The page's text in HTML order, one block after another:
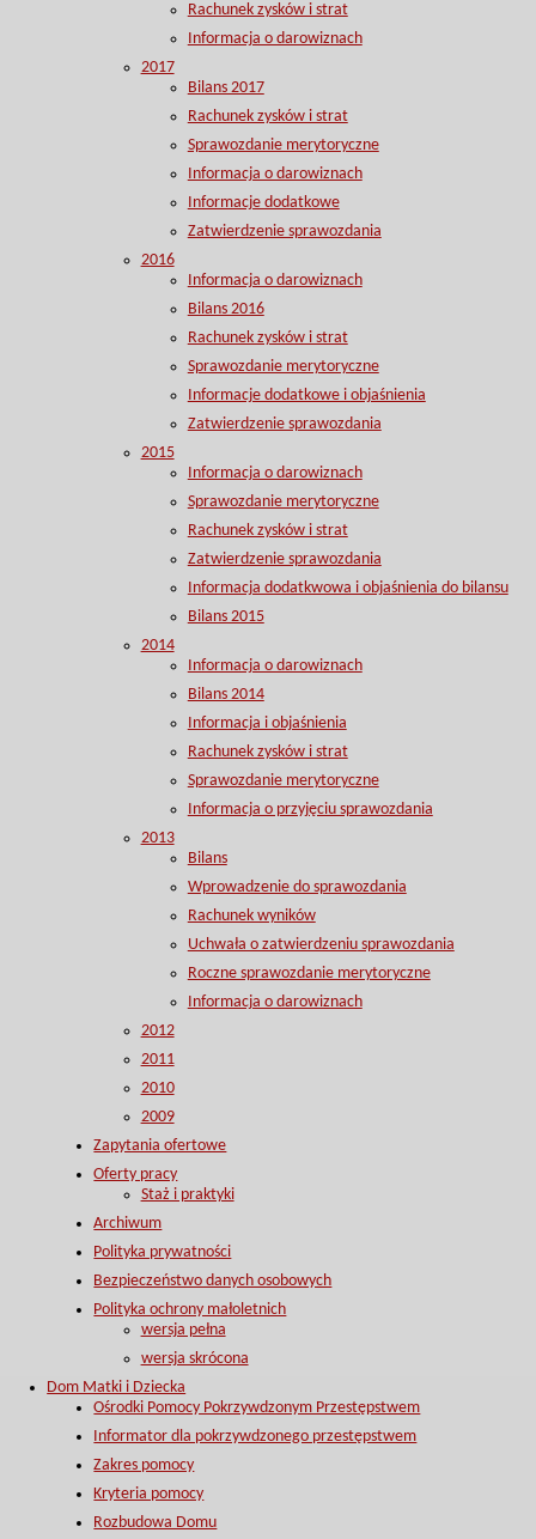
Rachunek zysków i strat
Informacja o darowiznach
2017
Bilans 2017
Rachunek zysków i strat
Sprawozdanie merytoryczne
Informacja o darowiznach
Informacje dodatkowe
Zatwierdzenie sprawozdania
2016
Informacja o darowiznach
Bilans 2016
Rachunek zysków i strat
Sprawozdanie merytoryczne
Informacje dodatkowe i objaśnienia
Zatwierdzenie sprawozdania
2015
Informacja o darowiznach
Sprawozdanie merytoryczne
Rachunek zysków i strat
Zatwierdzenie sprawozdania
Informacja dodatkwowa i objaśnienia do bilansu
Bilans 2015
2014
Informacja o darowiznach
Bilans 2014
Informacja i objaśnienia
Rachunek zysków i strat
Sprawozdanie merytoryczne
Informacja o przyjęciu sprawozdania
2013
Bilans
Wprowadzenie do sprawozdania
Rachunek wyników
Uchwała o zatwierdzeniu sprawozdania
Roczne sprawozdanie merytoryczne
Informacja o darowiznach
2012
2011
2010
2009
Zapytania ofertowe
Oferty pracy
Staż i praktyki
Archiwum
Polityka prywatności
Bezpieczeństwo danych osobowych
Polityka ochrony małoletnich
wersja pełna
wersja skrócona
Dom Matki i Dziecka
Ośrodki Pomocy Pokrzywdzonym Przestępstwem
Informator dla pokrzywdzonego przestępstwem
Zakres pomocy
Kryteria pomocy
Rozbudowa Domu